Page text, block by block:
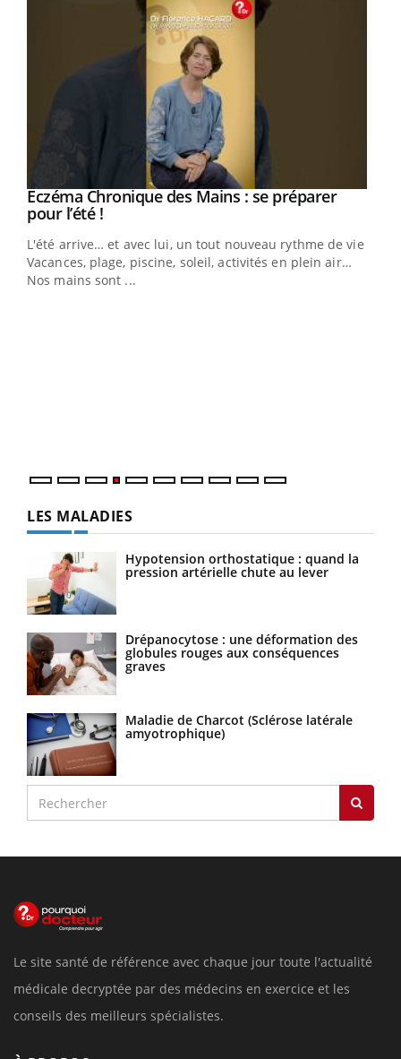
Youtube
Eczéma Chronique des Mains : se préparer
pour l’été !Youtube
L'été arrive… et avec lui, un tout nouveau rythme de vie !
Vacances, plage, piscine, soleil, activités en plein air…
Nos mains sont ...
LES MALADIES
Hypotension orthostatique : quand la
pression artérielle chute au lever
Drépanocytose : une déformation des
globules rouges aux conséquences
graves
Maladie de Charcot (Sclérose latérale
amyotrophique)
Le site santé de référence avec chaque jour toute l'actualité
médicale decryptée par des médecins en exercice et les
conseils des meilleurs spécialistes.